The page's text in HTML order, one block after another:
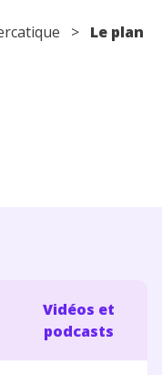
> Le plan
Vidéos et
podcasts